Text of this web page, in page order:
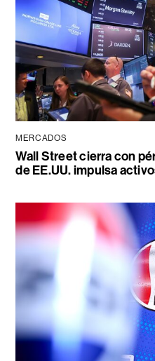
MERCADOS
Wall Street cierra con
de EE.UU. impulsa